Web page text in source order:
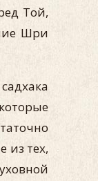
Той,
Шри
из тех,